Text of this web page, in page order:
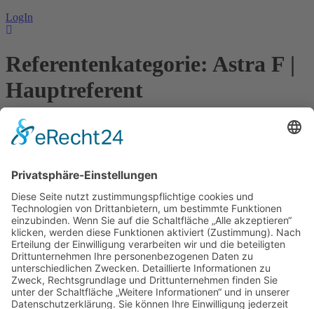
LogIn
Referentenkategorie: Astra F |
Hauptreferent
Stepputat, Lukas
Impressum
Datenschutzerklärung
Mitgliederbereich
Facebook
Instagram
Umsetzung:DOUBLE-A-DESIGN
Kontakt
Impressum
Datenschutzerklärung
Mitgliederbereich